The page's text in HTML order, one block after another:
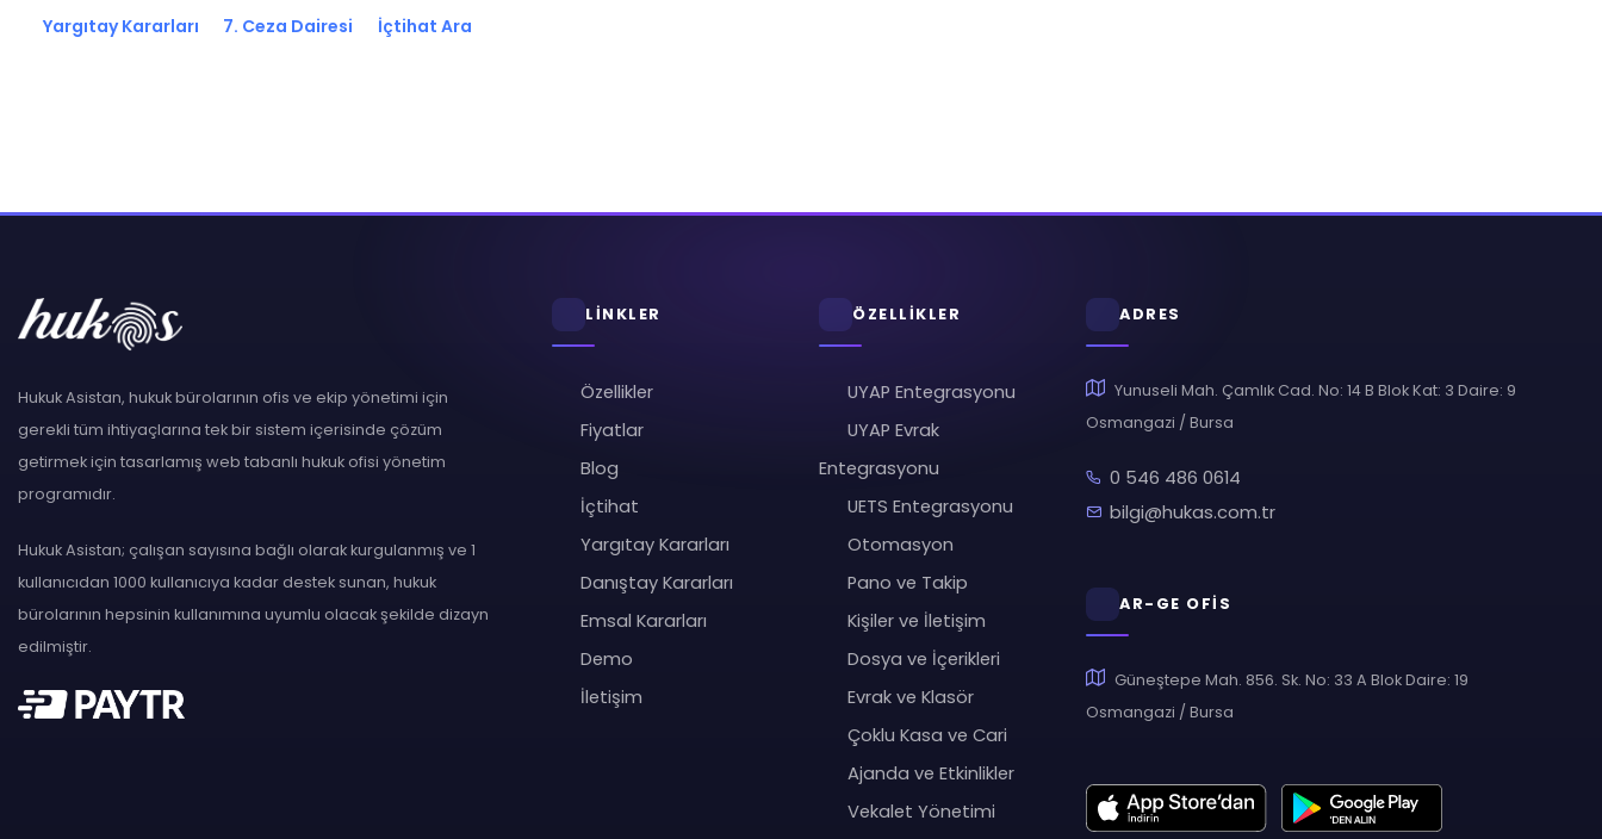
Yargıtay Kararları 7. Ceza Dairesi İçtihat Ara
Hukuk Asistan, hukuk bürolarının ofis ve ekip yönetimi için
gerekli tüm ihtiyaçlarına tek bir sistem içerisinde çözüm
getirmek için tasarlamış web tabanlı hukuk ofisi yönetim
programıdır.
Hukuk Asistan; çalışan sayısına bağlı olarak kurgulanmış ve 1
kullanıcıdan 1000 kullanıcıya kadar destek sunan, hukuk
bürolarının hepsinin kullanımına uyumlu olacak şekilde dizayn
edilmiştir.
LİNKLER
Özellikler
Fiyatlar
Blog
İçtihat
Yargıtay Kararları
Danıştay Kararları
Emsal Kararları
Demo
İletişim
ÖZELLİKLER
UYAP Entegrasyonu
UYAP Evrak
Entegrasyonu
UETS Entegrasyonu
Otomasyon
Pano ve Takip
Kişiler ve İletişim
Dosya ve İçerikleri
Evrak ve Klasör
Çoklu Kasa ve Cari
Ajanda ve Etkinlikler
Vekalet Yönetimi
ADRES
Yunuseli Mah. Çamlık Cad. No: 14 B Blok Kat: 3 Daire: 9
Osmangazi / Bursa
0 546 486 0614
bilgi@hukas.com.tr
AR-GE OFİS
Güneştepe Mah. 856. Sk. No: 33 A Blok Daire: 19
Osmangazi / Bursa